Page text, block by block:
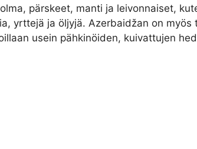
pärskeet, manti ja leivonnaiset,
yrttejä ja öljyjä. Azerbaidžan on myös
usein pähkinöiden, kuivattujen